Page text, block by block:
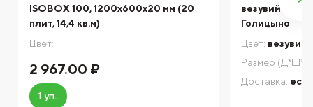
ISOBOX 100, 1200х600х20 мм (20
плит, 14,4 кв.м)
Цвет:
2 967.00 ₽
1 уп..
везувий
Голицыно
Цвет: везувий
Размер
Доставка: есть